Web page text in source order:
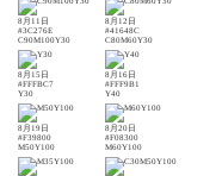
8月11日
#3C276E
C90M100Y30
8月12日
#41648C
C80M60Y30
8月15日
#FFFBC7
Y30
8月16日
#FFF9B1
Y40
8月19日
#F39800
M50Y100
8月20日
#F08300
M60Y100